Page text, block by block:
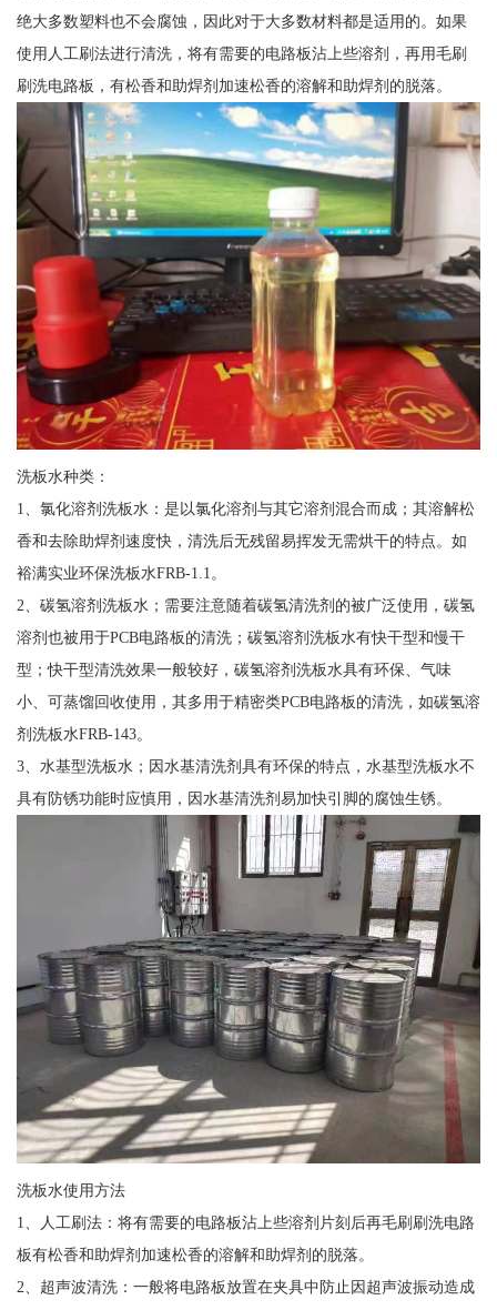
绝大多数塑料也不会腐蚀，因此对于大多数材料都是适用的。如果
使用人工刷法进行清洗，将有需要的电路板沾上些溶剂，再用毛刷
刷洗电路板，有松香和助焊剂加速松香的溶解和助焊剂的脱落。
洗板水种类：
1、氯化溶剂洗板水：是以氯化溶剂与其它溶剂混合而成；其溶解松
香和去除助焊剂速度快，清洗后无残留易挥发无需烘干的特点。如
裕满实业环保洗板水FRB-1.1。
2、碳氢溶剂洗板水；需要注意随着碳氢清洗剂的被广泛使用，碳氢
溶剂也被用于PCB电路板的清洗；碳氢溶剂洗板水有快干型和慢干
型；快干型清洗效果一般较好，碳氢溶剂洗板水具有环保、气味
小、可蒸馏回收使用，其多用于精密类PCB电路板的清洗，如碳氢溶
剂洗板水FRB-143。
3、水基型洗板水；因水基清洗剂具有环保的特点，水基型洗板水不
具有防锈功能时应慎用，因水基清洗剂易加快引脚的腐蚀生锈。
洗板水使用方法
1、人工刷法：将有需要的电路板沾上些溶剂片刻后再毛刷刷洗电路
板有松香和助焊剂加速松香的溶解和助焊剂的脱落。
2、超声波清洗：一般将电路板放置在夹具中防止因超声波振动造成